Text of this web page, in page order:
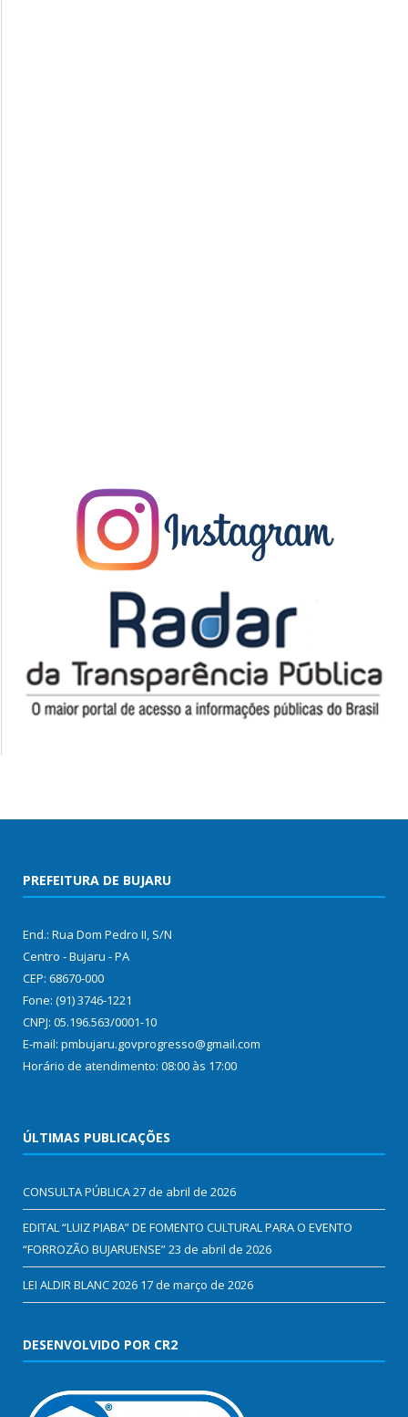
PREFEITURA DE BUJARU
End.: Rua Dom Pedro II, S/N
Centro - Bujaru - PA
CEP: 68670-000
Fone: (91) 3746-1221
CNPJ: 05.196.563/0001-10
E-mail: pmbujaru.govprogresso@gmail.com
Horário de atendimento: 08:00 às 17:00
ÚLTIMAS PUBLICAÇÕES
CONSULTA PÚBLICA27 de abril de 2026
EDITAL “LUIZ PIABA” DE FOMENTO CULTURAL PARA O EVENTO
“FORROZÃO BUJARUENSE”23 de abril de 2026
LEI ALDIR BLANC 2026 17 de março de 2026
DESENVOLVIDO POR CR2